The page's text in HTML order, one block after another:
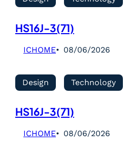
HS16J-3(71)
ICHOME 08/06/2026
Design Technology
HS16J-3(71)
ICHOME 08/06/2026